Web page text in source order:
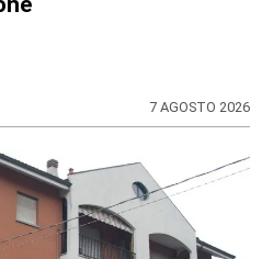
7 AGOSTO 2026